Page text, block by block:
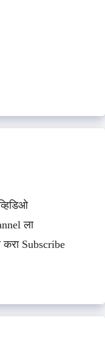
ला
Subscribe